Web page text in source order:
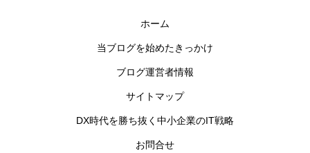
ホーム
当ブログを始めたきっかけ
ブログ運営者情報
サイトマップ
DX時代を勝ち抜く中小企業のIT戦略
お問合せ